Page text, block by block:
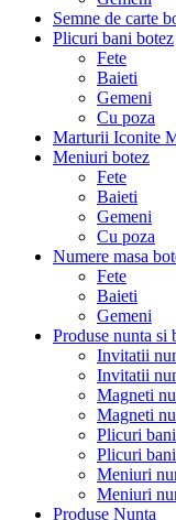
Semne de carte
Plicuri bani botez
Fete
Baieti
Gemeni
Cu poza
Marturii Iconite
Meniuri botez
Fete
Baieti
Gemeni
Cu poza
Numere masa
Fete
Baieti
Gemeni
Produse nunta si
Invitatii
Invitatii
Magneti
Magneti
Plicuri
Plicuri
Meniuri
Meniuri
Produse Nunta